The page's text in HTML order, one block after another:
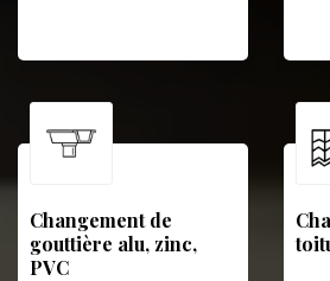
Changement de
gouttière alu, zinc,
PVC